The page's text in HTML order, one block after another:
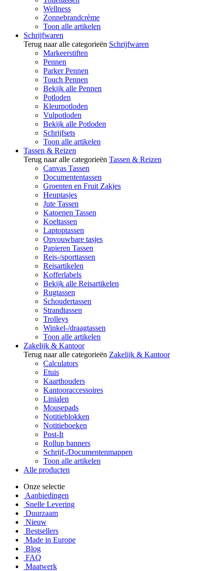
Wellness
Zonnebrandcrème
Toon alle artikelen
Schrijfwaren
Terug naar alle categorieën Schrijfwaren
Markeerstiften
Pennen
Parker Pennen
Touch Pennen
Bekijk alle Pennen
Potloden
Kleurpotloden
Vulpotloden
Bekijk alle Potloden
Schrijfsets
Toon alle artikelen
Tassen & Reizen
Terug naar alle categorieën Tassen & Reizen
Canvas Tassen
Documententassen
Groenten en Fruit Zakjes
Heuptasjes
Jute Tassen
Katoenen Tassen
Koeltassen
Laptoptassen
Opvouwbare tasjes
Papieren Tassen
Reis-/sporttassen
Reisartikelen
Kofferlabels
Bekijk alle Reisartikelen
Rugtassen
Schoudertassen
Strandtassen
Trolleys
Winkel-/draagtassen
Toon alle artikelen
Zakelijk & Kantoor
Terug naar alle categorieën Zakelijk & Kantoor
Calculators
Etuis
Kaarthouders
Kantooraccessoires
Linialen
Mousepads
Notitieblokken
Notitieboeken
Post-It
Rollup banners
Schrijf-/Documentenmappen
Toon alle artikelen
Alle producten
Onze selectie
Aanbiedingen
Snelle Levering
Duurzaam
Nieuw
Bestsellers
Made in Europe
Blog
FAQ
Maatwerk